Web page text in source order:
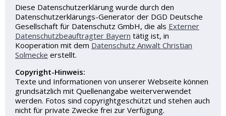
Diese Datenschutzerklärung wurde durch den
Datenschutzerklärungs-Generator der DGD Deutsche
Gesellschaft für Datenschutz GmbH, die als Externer
Datenschutzbeauftragter Bayern tätig ist, in
Kooperation mit dem Datenschutz Anwalt Christian
Solmecke erstellt.
Copyright-Hinweis:
Texte und Informationen von unserer Webseite können
grundsätzlich mit Quellenangabe weiterverwendet
werden. Fotos sind copyrightgeschützt und stehen auch
nicht für private Zwecke frei zur Verfügung.